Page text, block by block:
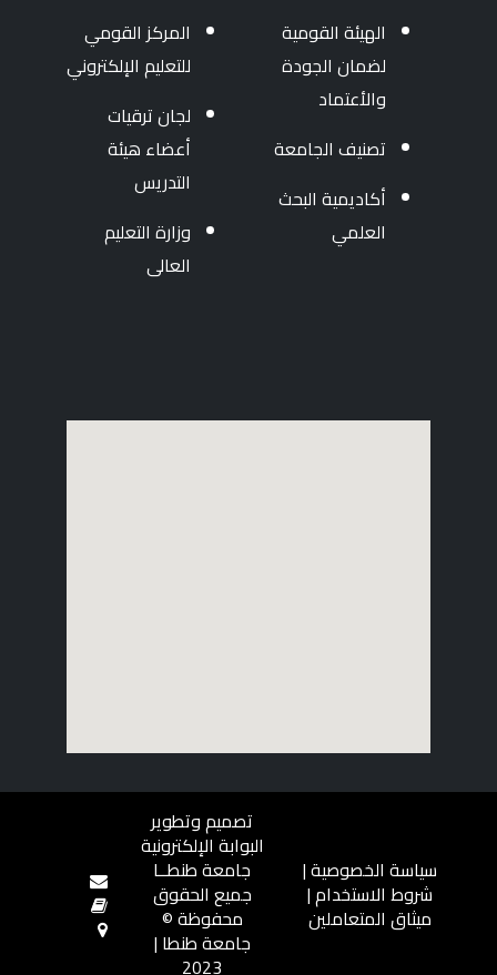
الهيئة القومية
لضمان الجودة
والأعتماد
تصنيف الجامعة
أكاديمية البحث
العلمي
المركز القومي
للتعليم الإلكتروني
لجان ترقيات
أعضاء هيئة
التدريس
وزارة التعليم
العالى
سياسة الخصوصية|
شروط الاستخدام|
ميثاق المتعاملين
تصميم وتطوير
البوابة الإلكترونية
جامعة طنطــا
جميع الحقوق
محفوظة ©
جامعة طنطا |
2023